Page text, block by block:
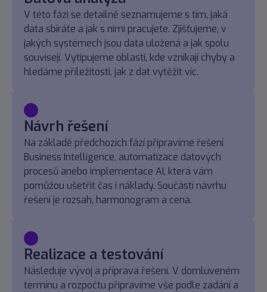
V této fázi se detailně seznamujeme s tím, jaká
data sbíráte a jak s nimi pracujete. Zjišťujeme, v
jakých systémech jsou data uložená a jak spolu
souvisejí. Vytipujeme oblasti, kde vznikají chyby a
hledáme příležitosti, jak z dat vytěžit víc.
Návrh řešení
Na základě předchozích fází připravíme řešení
Business Intelligence, automatizace datových
procesů anebo implementace AI, která vám
pomůžou ušetřit čas i náklady. Součástí návrhu
řešení je rozsah, harmonogram a cena.
Realizace a testování
Následuje vývoj a příprava řešení. V domluveném
termínu a rozpočtu připravíme vše podle zadání a